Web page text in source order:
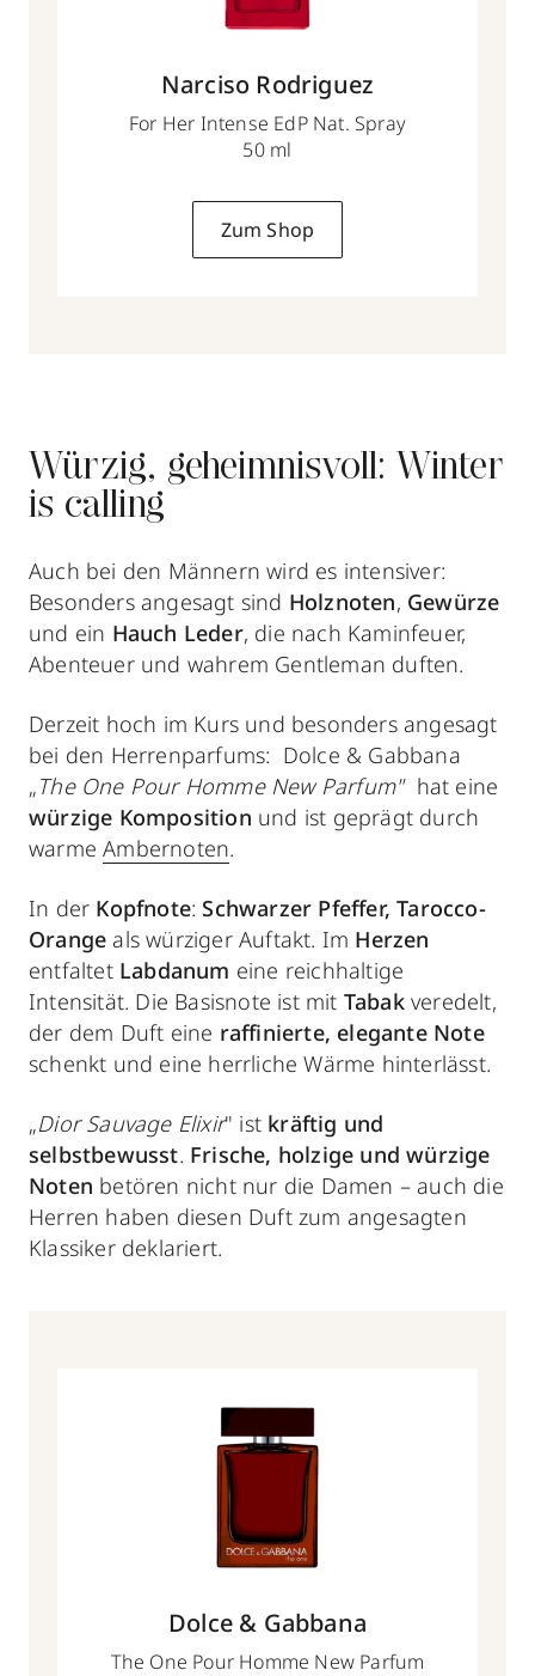
Narciso Rodriguez
For Her Intense EdP Nat. Spray
50 ml
Zum Shop
Würzig, geheimnisvoll: Winter
is calling
Auch bei den Männern wird es intensiver:
Besonders angesagt sind Holznoten, Gewürze
und ein Hauch Leder, die nach Kaminfeuer,
Abenteuer und wahrem Gentleman duften.
Derzeit hoch im Kurs und besonders angesagt
bei den Herrenparfums: Dolce & Gabbana
„The One Pour Homme New Parfum"hat eine
würzige Komposition und ist geprägt durch
warmeAmbernoten.
In der Kopfnote: Schwarzer Pfeffer, Tarocco-
Orange als würziger Auftakt. Im Herzen
entfaltet Labdanum eine reichhaltige
Intensität. Die Basisnote ist mit Tabakveredelt,
der dem Duft eine raffinierte, elegante Note
schenkt und eine herrliche Wärme hinterlässt.
„Dior Sauvage Elixir" ist kräftig und
selbstbewusst. Frische, holzige und würzige
Noten betören nicht nur die Damen – auch die
Herren haben diesen Duft zum angesagten
Klassiker deklariert.
Dolce & Gabbana
The One Pour Homme New Parfum